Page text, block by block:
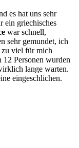
es hat uns sehr
ein griechisches
war schnell,
sehr gemundet, ich
zu viel für mich
12 Personen wurden
lange warten.
eingeschlichen.